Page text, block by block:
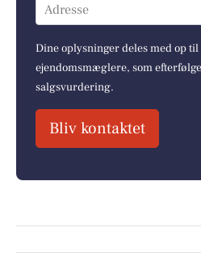
Adresse
Dine oplysninger deles med op
ejendomsmæglere, som
salgsvurdering.
Bliv kontaktet